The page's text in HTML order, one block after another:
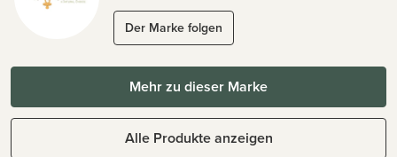
Der Marke folgen
Mehr zu dieser Marke
Alle Produkte anzeigen